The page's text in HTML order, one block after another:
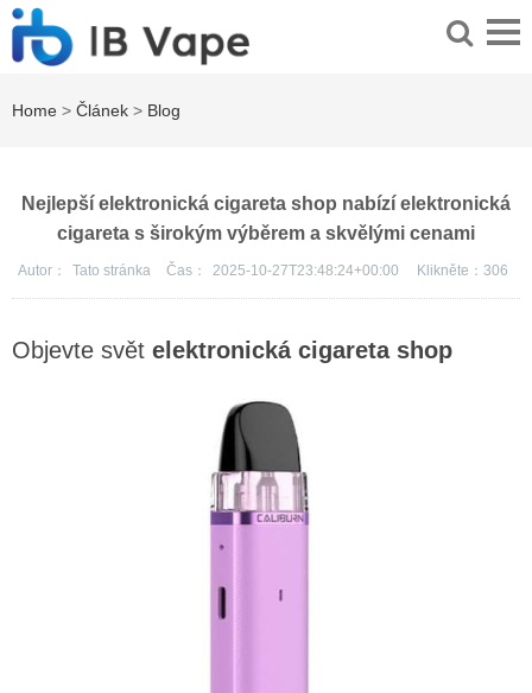
Home > Článek > Blog
Nejlepší elektronická cigareta shop nabízí elektronická
cigareta s širokým výběrem a skvělými cenami
Autor： Tato stránka Čas： 2025-10-27T23:48:24+00:00 Klikněte： 306
Objevte svět elektronická cigareta shop